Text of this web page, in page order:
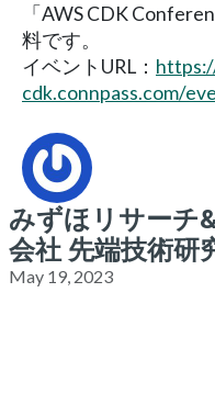
「AWS CDK
料です。
イベントURL：
cdk.connpass.com/
みずほリサーチ
会社 先端技術研
May 19, 2023